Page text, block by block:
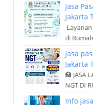
Jasa
Jakarta
di
Jasa
Jakarta
🏥 JASA
NGT DI
Info